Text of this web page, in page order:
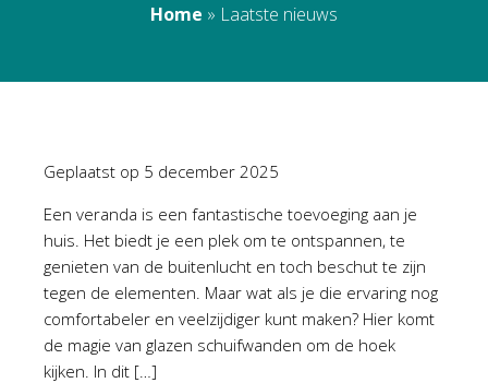
Home » Laatste nieuws
Geplaatst op 5 december 2025
Een veranda is een fantastische toevoeging aan je
huis. Het biedt je een plek om te ontspannen, te
genieten van de buitenlucht en toch beschut te zijn
tegen de elementen. Maar wat als je die ervaring nog
comfortabeler en veelzijdiger kunt maken? Hier komt
de magie van glazen schuifwanden om de hoek
kijken. In dit […]